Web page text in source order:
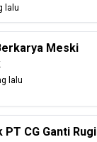
lalu
Meski
lalu
PT CG Ganti Rugi